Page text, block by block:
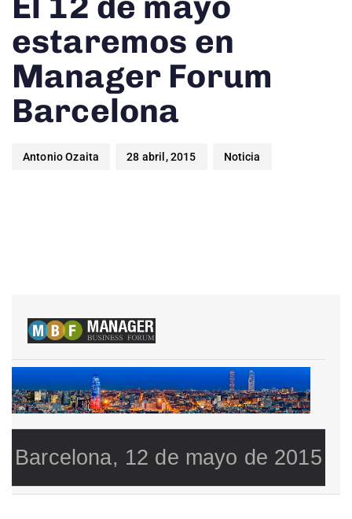
estaremos en
Manager Forum
Barcelona
Antonio Ozaita 28 abril, 2015 Noticia
Barcelona, 12 de mayo de 2015